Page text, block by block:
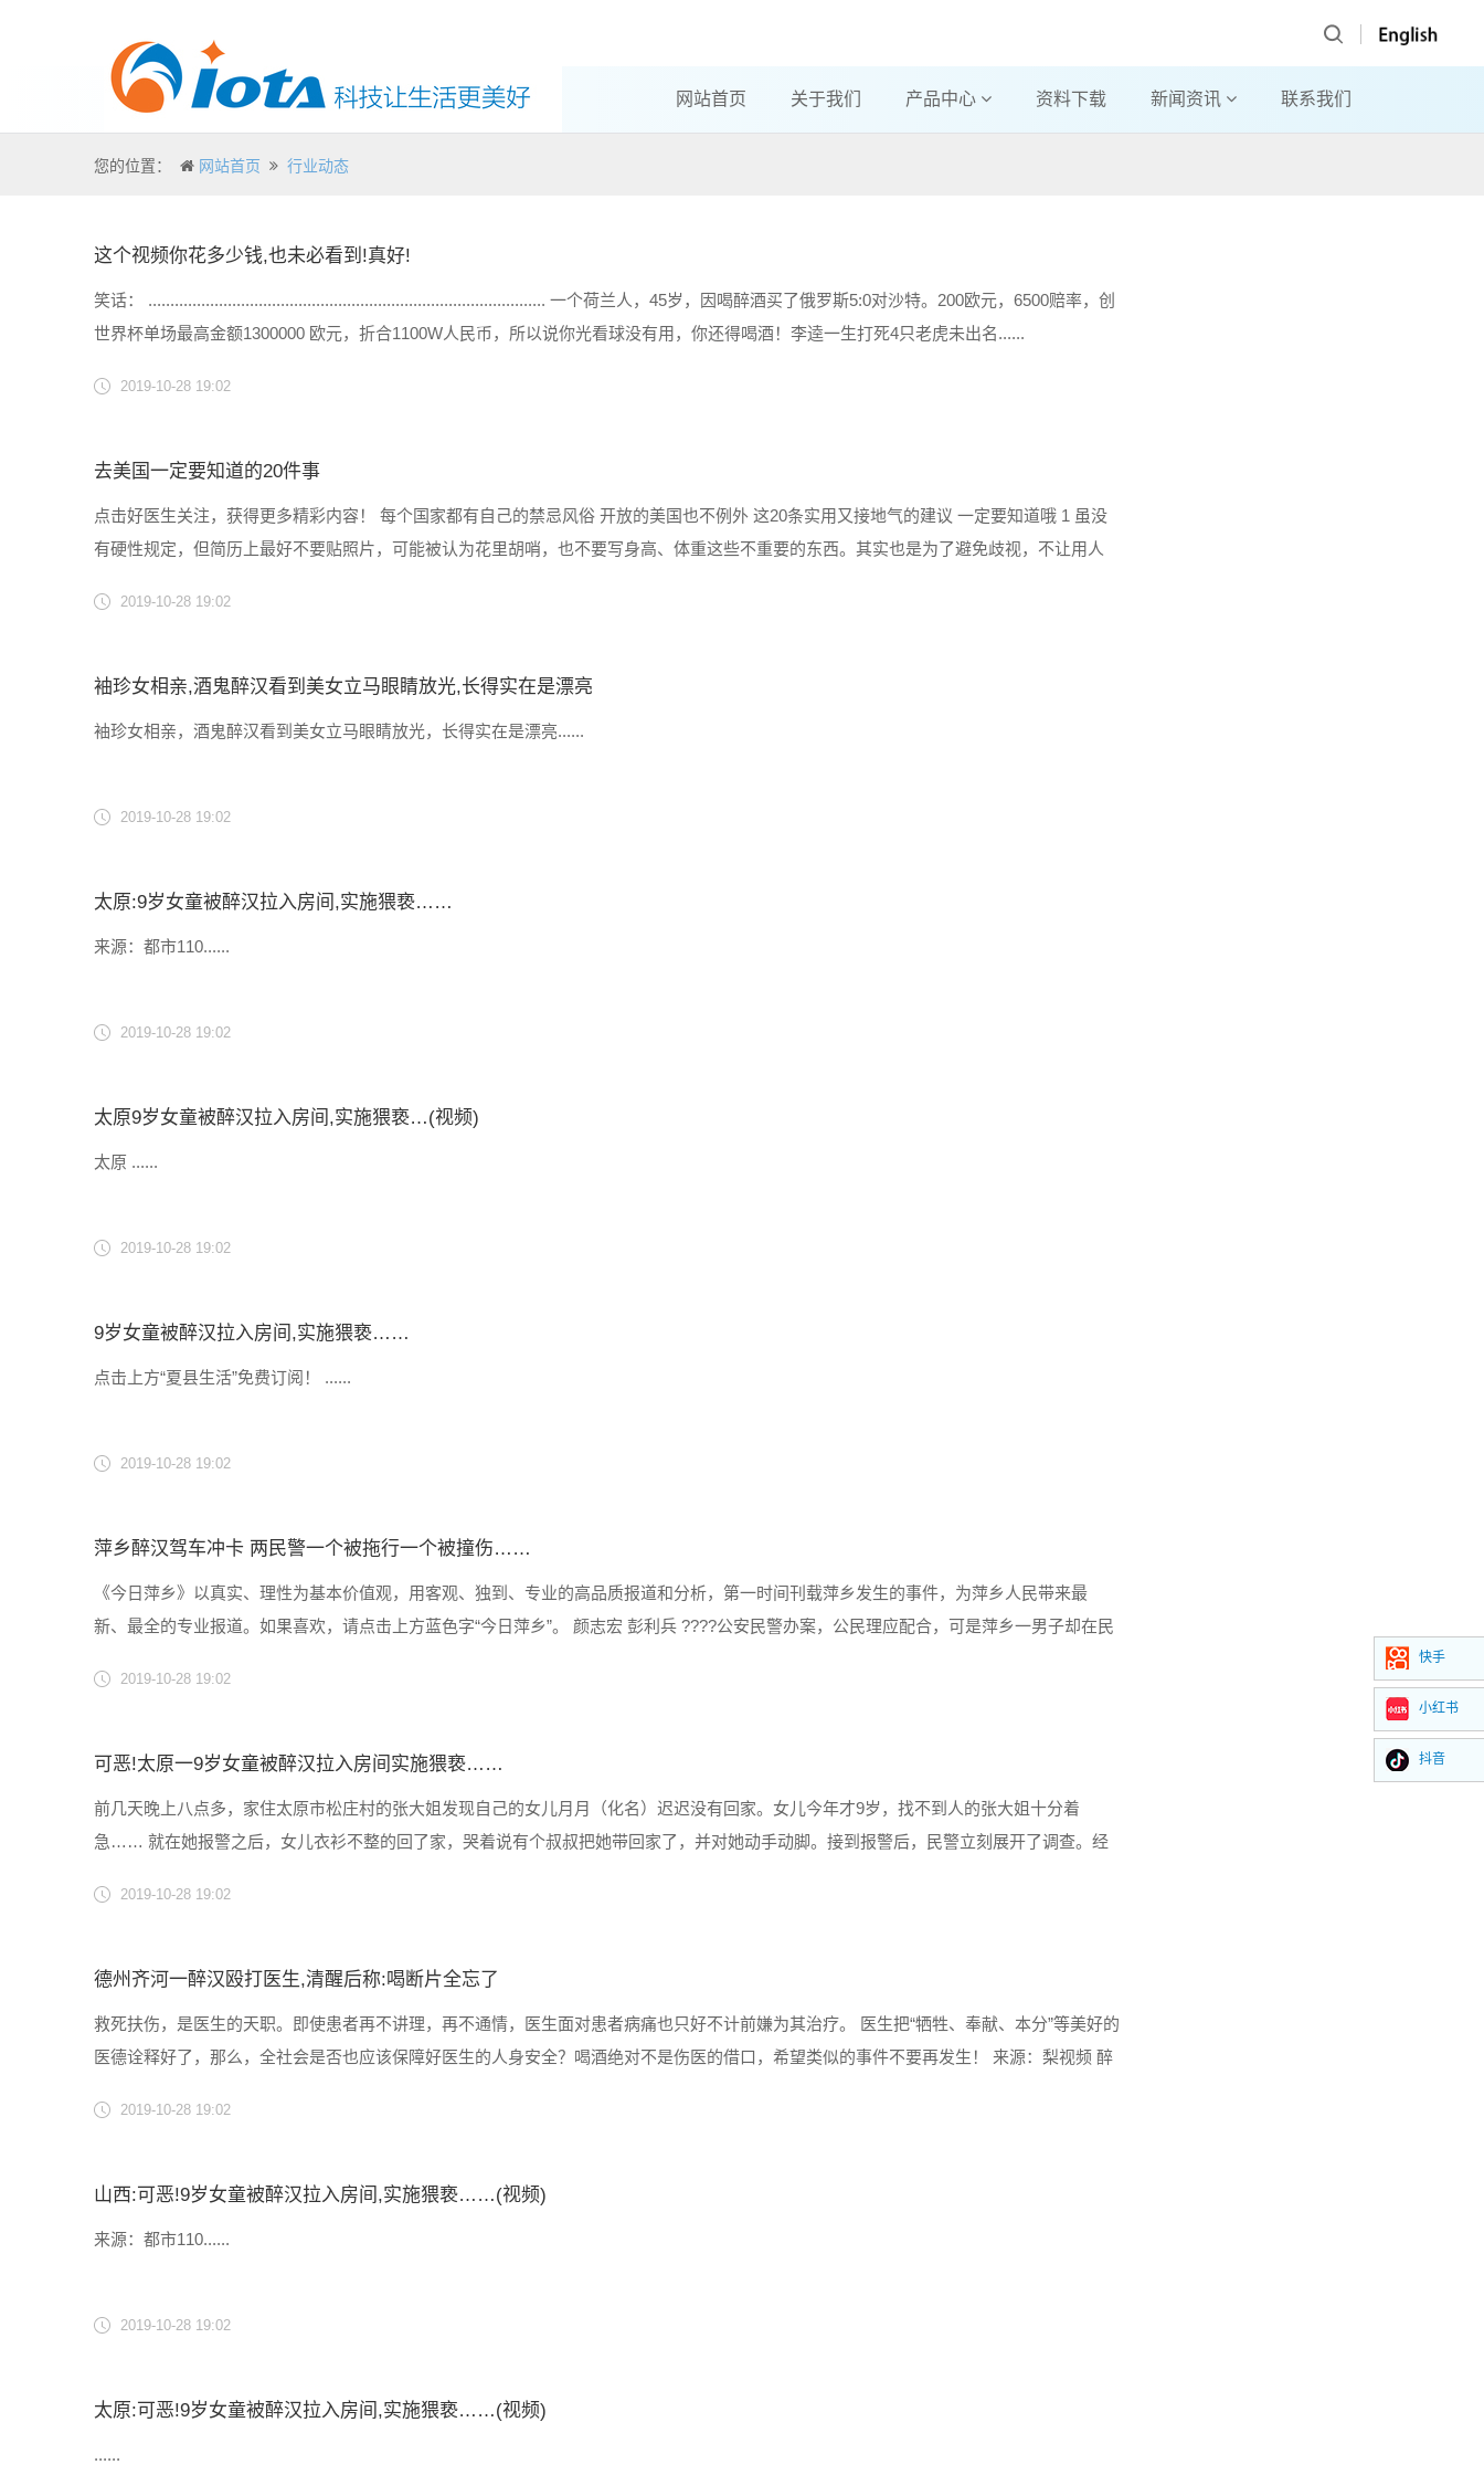
网站首页 关于我们 产品中心 资料下载 新闻资讯 联系我们
您的位置： 网站首页 行业动态
这个视频你花多少钱,也未必看到!真好!
笑话： .......................................................................................... 一个荷兰人，45岁，因喝醉酒买了俄罗斯5:0对沙特。200欧元，6500赔率，创
世界杯单场最高金额1300000 欧元，折合1100W人民币，所以说你光看球没有用，你还得喝酒！李逵一生打死4只老虎未出名......
2019-10-28 19:02
去美国一定要知道的20件事
点击好医生关注，获得更多精彩内容！ 每个国家都有自己的禁忌风俗 开放的美国也不例外 这20条实用又接地气的建议 一定要知道哦 1 虽没
有硬性规定，但简历上最好不要贴照片，可能被认为花里胡哨，也不要写身高、体重这些不重要的东西。其实也是为了避免歧视，不让用人
2019-10-28 19:02
袖珍女相亲,酒鬼醉汉看到美女立马眼睛放光,长得实在是漂亮
袖珍女相亲，酒鬼醉汉看到美女立马眼睛放光，长得实在是漂亮......
2019-10-28 19:02
太原:9岁女童被醉汉拉入房间,实施猥亵……
来源：都市110......
2019-10-28 19:02
太原9岁女童被醉汉拉入房间,实施猥亵…(视频)
太原 ......
2019-10-28 19:02
9岁女童被醉汉拉入房间,实施猥亵……
点击上方“夏县生活”免费订阅！ ......
2019-10-28 19:02
萍乡醉汉驾车冲卡 两民警一个被拖行一个被撞伤……
《今日萍乡》以真实、理性为基本价值观，用客观、独到、专业的高品质报道和分析，第一时间刊载萍乡发生的事件，为萍乡人民带来最
新、最全的专业报道。如果喜欢，请点击上方蓝色字“今日萍乡”。 颜志宏 彭利兵 ????公安民警办案，公民理应配合，可是萍乡一男子却在民
一起妨害......
2019-10-28 19:02
可恶!太原一9岁女童被醉汉拉入房间实施猥亵……
前几天晚上八点多，家住太原市松庄村的张大姐发现自己的女儿月月（化名）迟迟没有回家。女儿今年才9岁，找不到人的张大姐十分着
急…… 就在她报警之后，女儿衣衫不整的回了家，哭着说有个叔叔把她带回家了，并对她动手动脚。接到报警后，民警立刻展开了调查。经
回家了，可面......
2019-10-28 19:02
德州齐河一醉汉殴打医生,清醒后称:喝断片全忘了
救死扶伤，是医生的天职。即使患者再不讲理，再不通情，医生面对患者病痛也只好不计前嫌为其治疗。 医生把“牺牲、奉献、本分”等美好的
医德诠释好了，那么，全社会是否也应该保障好医生的人身安全？喝酒绝对不是伤医的借口，希望类似的事件不要再发生！ 来源：梨视频 醉
2019-10-28 19:02
山西:可恶!9岁女童被醉汉拉入房间,实施猥亵……(视频)
来源：都市110......
2019-10-28 19:02
太原:可恶!9岁女童被醉汉拉入房间,实施猥亵……(视频)
......
快手
小红书
抖音